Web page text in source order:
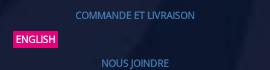
COMMANDE ET LIVRAISON
ENGLISH
NOUS JOINDRE